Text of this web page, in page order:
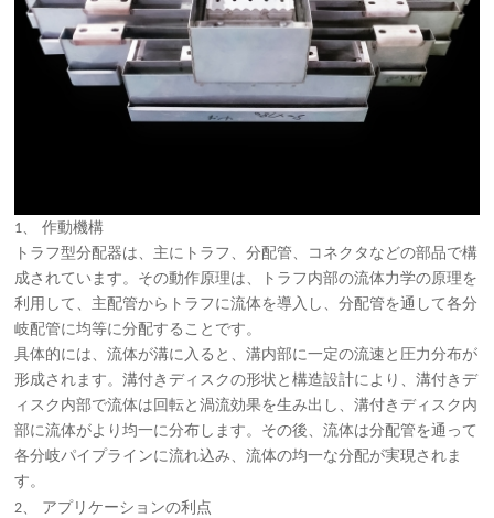
1 、作動機構
トラフ型分配器は、主にトラフ、分配管、コネクタなどの部品で構
成されています。その動作原理は、トラフ内部の流体力学の原理を
利用して、主配管からトラフに流体を導入し、分配管を通して各分
岐配管に均等に分配することです。
具体的には、流体が溝に入ると、溝内部に一定の流速と圧力分布が
形成されます。溝付きディスクの形状と構造設計により、溝付きデ
ィスク内部で流体は回転と渦流効果を生み出し、溝付きディスク内
部に流体がより均一に分布します。その後、流体は分配管を通って
各分岐パイプラインに流れ込み、流体の均一な分配が実現されま
す。
2
アプリケーションの利点